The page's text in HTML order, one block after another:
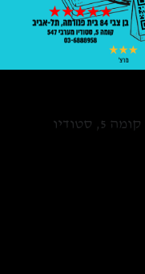
בניין פנורמה, בן צבי 84, ת"א קומה 5, סטודיו